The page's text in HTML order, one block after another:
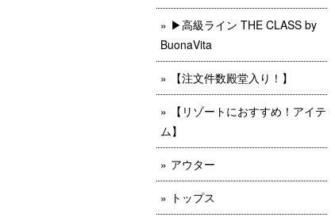
▶︎高級ライン THE CLASS by
BuonaVita
【注文件数殿堂入り！】
【リゾートにおすすめ！アイテ
ム】
アウター
トップス